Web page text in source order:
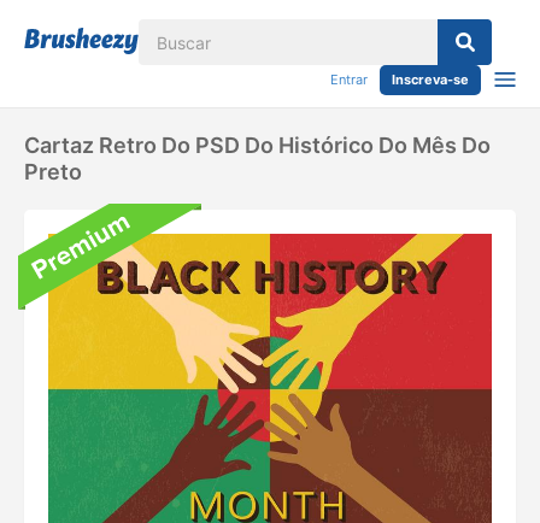
Entrar Inscreva-se
Cartaz Retro Do PSD Do Histórico Do Mês Do
Preto